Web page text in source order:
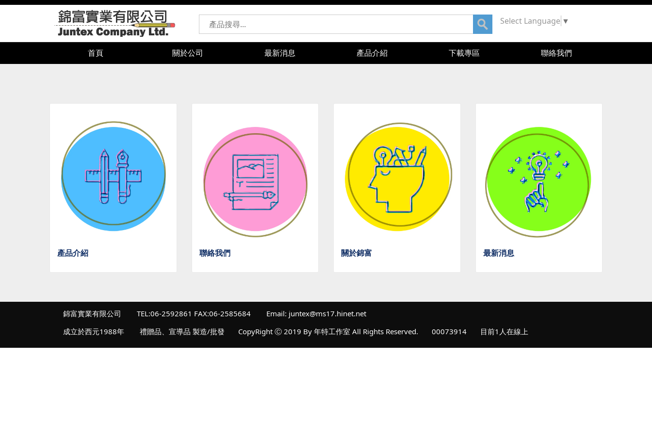
Select Language ▼
首頁 關於公司 最新消息 產品介紹 下載專區 聯絡我們
產品介紹 聯絡我們 關於錦富 最新消息
錦富實業有限公司 TEL:06-2592861 FAX:06-2585684
Email: juntex@ms17.hinet.net
成立於西元1988年
禮贈品、宣導品 製造/批發 CopyRight Ⓒ 2019 By 年特工作室 All Rights Reserved. 00073914 目前1人在線上